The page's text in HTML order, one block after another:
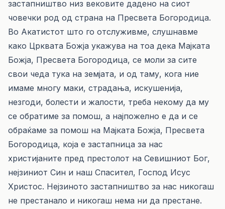
застапништво низ вековите дадено на сиот
човечки род од страна на Пресвета Богородица.
Во Акатистот што го отслуживме, слушнавме
како Црквата Божја укажува на тоа дека Мајката
Божја, Пресвета Богородица, се моли за сите
свои чеда тука на земјата, и од таму, кога ние
имаме многу маки, страдања, искушенија,
незгоди, болести и жалости, треба некому да му
се обратиме за помош, а најпожелно е да и се
обраќаме за помош на Мајката Божја, Пресвета
Богородица, која е застапница за нас
христијаните пред престолот на Севишниот Бог,
нејзиниот Син и наш Спасител, Господ Исус
Христос. Нејзиното застапништво за нас никогаш
не престанало и никогаш нема ни да престане.